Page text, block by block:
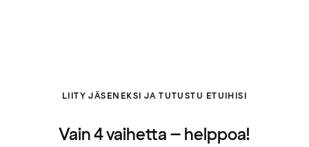
LIITY JÄSENEKSI JA TUTUSTU ETUIHISI
Vain 4 vaihetta – helppoa!